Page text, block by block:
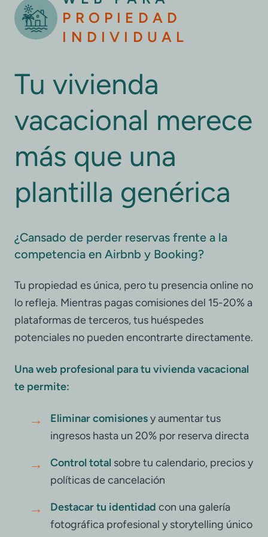
PROPIEDAD
INDIVIDUAL
Tu vivienda
vacacional merece
más que una
plantilla genérica
¿Cansado de perder reservas frente a la
competencia en Airbnb y Booking?
Tu propiedad es única, pero tu presencia online no
lo refleja. Mientras pagas comisiones del 15-20% a
plataformas de terceros, tus huéspedes
potenciales no pueden encontrarte directamente.
Una web profesional para tu vivienda vacacional
te permite:
→ Eliminar comisionesy aumentar tus
ingresos hasta un 20% por reserva directa
→ Control total sobre tu calendario, precios y
políticas de cancelación
→ Destacar tu identidad con una galería
fotográfica profesional y storytelling único